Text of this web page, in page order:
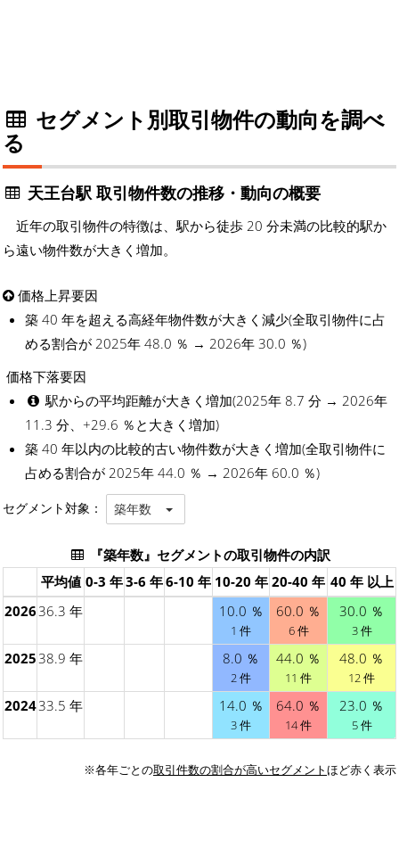
セグメント別取引物件の動向を調べ
る
天王台駅 取引物件数の推移・動向の概要
近年の取引物件の特徴は、駅から徒歩 20 分未満の比較的駅か
ら遠い物件数が大きく増加。
価格上昇要因
築 40 年を超える高経年物件数が大きく減少(全取引物件に占
める割合が 2025年 48.0 ％ → 2026年 30.0 ％)
価格下落要因
駅からの平均距離が大きく増加(2025年 8.7 分 → 2026年
11.3 分、+29.6 ％と大きく増加)
築 40 年以内の比較的古い物件数が大きく増加(全取引物件に
占める割合が 2025年 44.0 ％ → 2026年 60.0 ％)
セグメント対象： 築年数
『築年数』セグメントの取引物件の内訳
平均値 0-3 年3-6 年6-10 年 10-20 年 20-40 年 40 年 以上
202636.3 年 10.0 ％
1 件
60.0 ％
6 件
30.0 ％
3 件
202538.9 年 8.0 ％
2 件
44.0 ％
11 件
48.0 ％
12 件
202433.5 年 14.0 ％
3 件
64.0 ％
14 件
23.0 ％
5 件
※各年ごとの取引件数の割合が高いセグメントほど赤く表示